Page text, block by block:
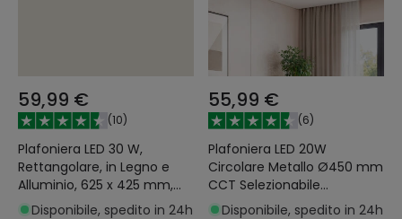
59,99 €
(10)
Plafoniera LED 30 W,
Rettangolare, in Legno e
Alluminio, 625 x 425 mm,
CCT Selezionabile, Semi-
Disponibile, spedito in 24h
55,99 €
(6)
Plafoniera LED 20W
Circolare Metallo Ø450 mm
CCT Selezionabile
Broadway
Disponibile, spedito in 24h